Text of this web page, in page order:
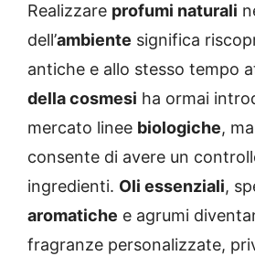
Realizzare profumi naturali
dell’ambiente significa
antiche e allo stesso tempo
della cosmesi ha ormai
mercato linee biologiche,
consente di avere un
ingredienti. Oli essenziali,
aromatiche e agrumi
fragranze personalizzate,